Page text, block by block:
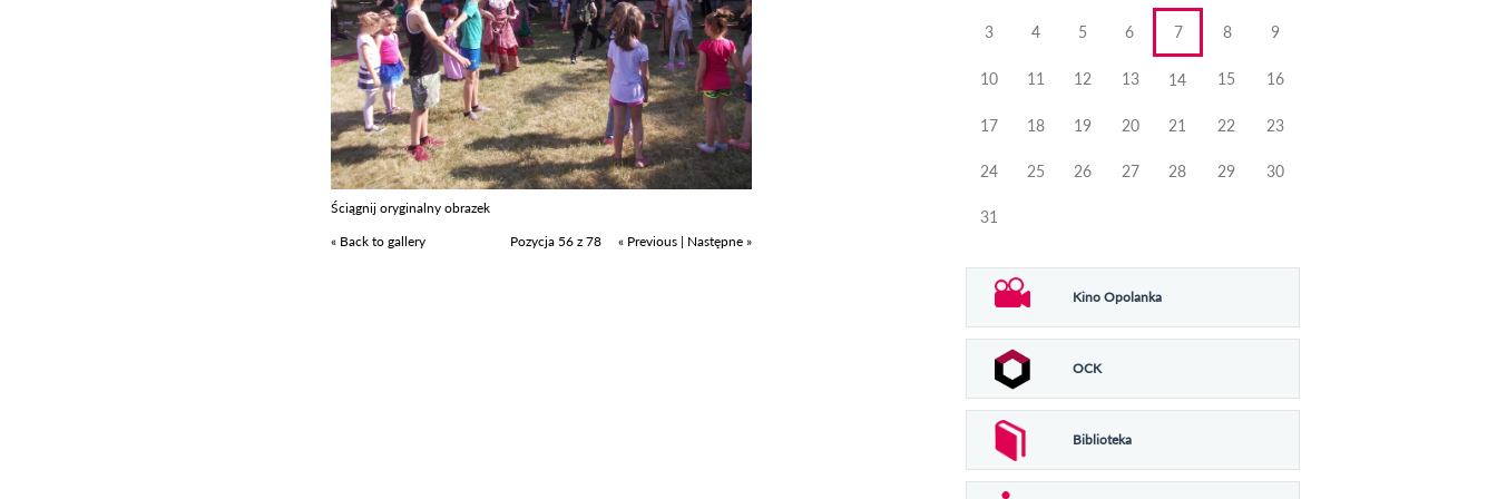
Ściągnij oryginalny obrazek
« Back to gallery
Pozycja 56 z 78 « Previous | Następne »
3 4 5 6 7 8 9
10 11 12 13 14 15 16
17 18 19 20 21 22 23
24 25 26 27 28 29 30
31
Kino Opolanka
OCK
Biblioteka